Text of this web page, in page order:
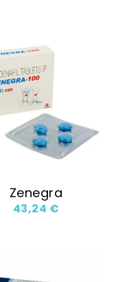
Zenegra
43,24 €